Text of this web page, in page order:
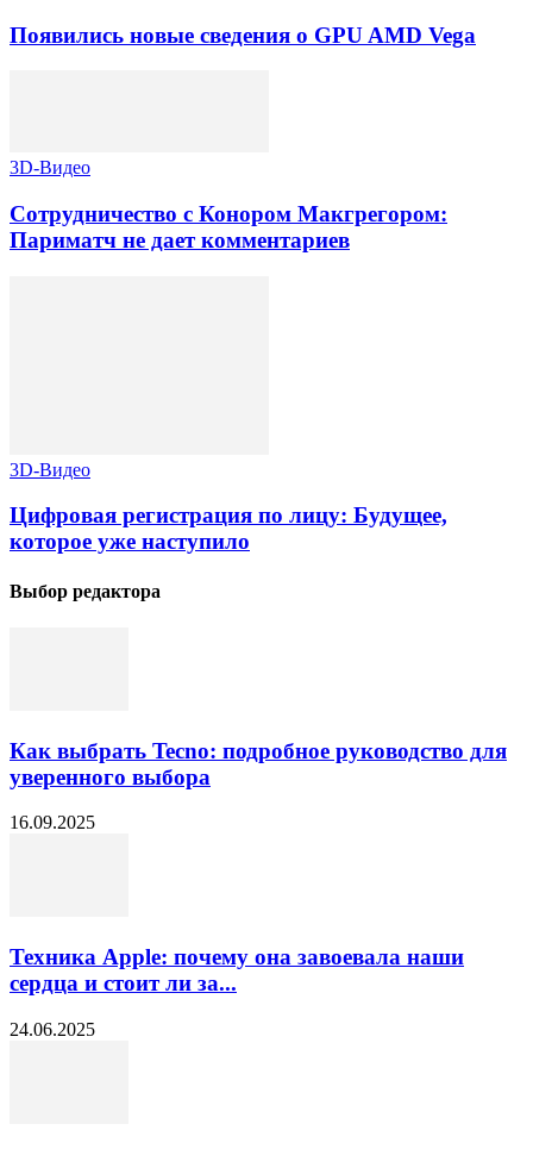
Появились новые сведения о GPU AMD Vega
3D-Видео
Сотрудничество с Конором Макгрегором:
Париматч не дает комментариев
3D-Видео
Цифровая регистрация по лицу: Будущее,
которое уже наступило
Выбор редактора
Как выбрать Tecno: подробное руководство для
уверенного выбора
16.09.2025
Техника Apple: почему она завоевала наши
сердца и стоит ли за...
24.06.2025